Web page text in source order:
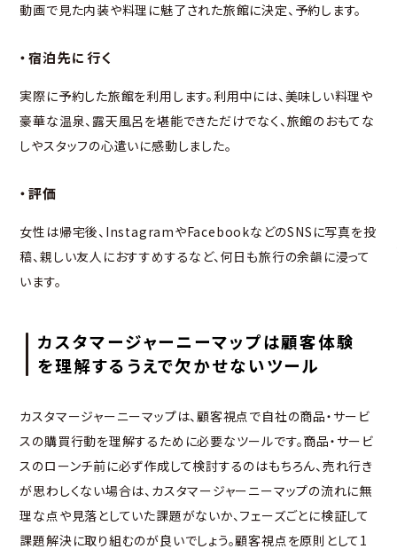
動画で見た内装や料理に魅了された旅館に決定、予約します。
・宿泊先に行く
実際に予約した旅館を利用します。利用中には、美味しい料理や
豪華な温泉、露天風呂を堪能できただけでなく、旅館のおもてな
しやスタッフの心遣いに感動しました。
・評価
女性は帰宅後、InstagramやFacebookなどのSNSに写真を投
稿、親しい友人におすすめするなど、何日も旅行の余韻に浸って
います。
カスタマージャーニーマップは顧客体験
を理解するうえで欠かせないツール
カスタマージャーニーマップは、顧客視点で自社の商品・サービ
スの購買行動を理解するために必要なツールです。商品・サービ
スのローンチ前に必ず作成して検討するのはもちろん、売れ行き
が思わしくない場合は、カスタマージャーニーマップの流れに無
理な点や見落としていた課題がないか、フェーズごとに検証して
課題解決に取り組むのが良いでしょう。顧客視点を原則として1